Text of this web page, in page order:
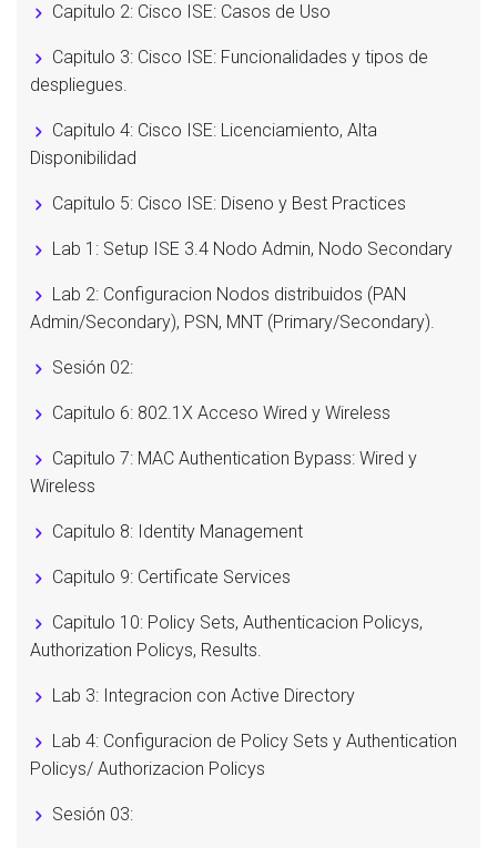
Capitulo 2: Cisco ISE: Casos de Uso
Capitulo 3: Cisco ISE: Funcionalidades y tipos de
despliegues.
Capitulo 4: Cisco ISE: Licenciamiento, Alta
Disponibilidad
Capitulo 5: Cisco ISE: Diseno y Best Practices
Lab 1: Setup ISE 3.4 Nodo Admin, Nodo Secondary
Lab 2: Configuracion Nodos distribuidos (PAN
Admin/Secondary), PSN, MNT (Primary/Secondary).
Sesión 02:
Capitulo 6: 802.1X Acceso Wired y Wireless
Capitulo 7: MAC Authentication Bypass: Wired y
Wireless
Capitulo 8: Identity Management
Capitulo 9: Certificate Services
Capitulo 10: Policy Sets, Authenticacion Policys,
Authorization Policys, Results.
Lab 3: Integracion con Active Directory
Lab 4: Configuracion de Policy Sets y Authentication
Policys/ Authorizacion Policys
Sesión 03: